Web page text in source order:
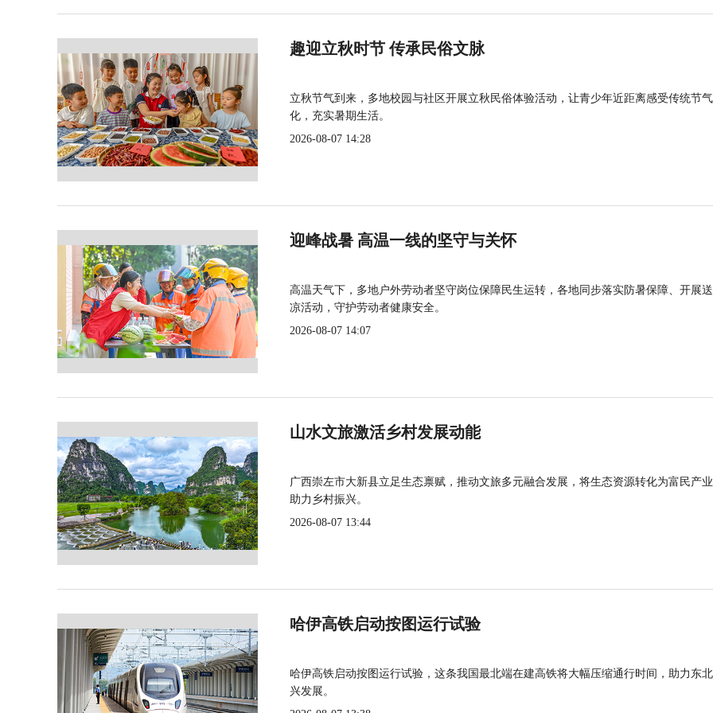
趣迎立秋时节 传承民俗文脉
立秋节气到来，多地校园与社区开展立秋民俗体验活动，让青少年近距离感受传统节
化，充实暑期生活。
2026-08-07 14:28
迎峰战暑 高温一线的坚守与关怀
高温天气下，多地户外劳动者坚守岗位保障民生运转，各地同步落实防暑保障、开展
凉活动，守护劳动者健康安全。
2026-08-07 14:07
山水文旅激活乡村发展动能
广西崇左市大新县立足生态禀赋，推动文旅多元融合发展，将生态资源转化为富民产
助力乡村振兴。
2026-08-07 13:44
哈伊高铁启动按图运行试验
哈伊高铁启动按图运行试验，这条我国最北端在建高铁将大幅压缩通行时间，助力东
兴发展。